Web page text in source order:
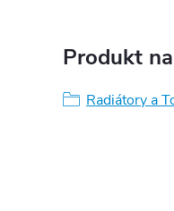
Produkt
Radiátory a